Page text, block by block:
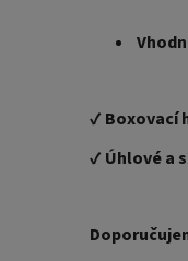
✔Boxovací
✔Úhlové a